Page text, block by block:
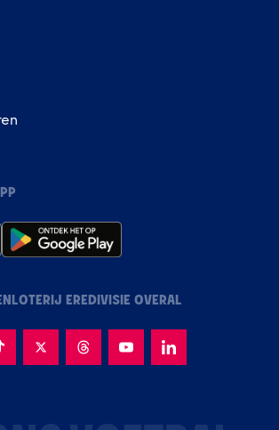
EREDIVISIE OVERAL